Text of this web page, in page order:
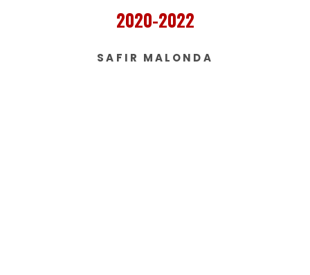
2020-2022
SAFIR MALONDA